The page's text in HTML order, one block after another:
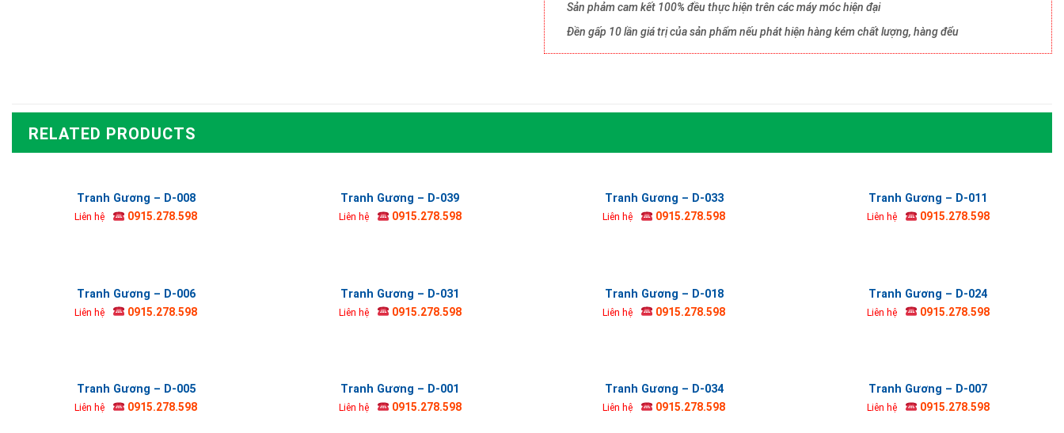
Sản phảm cam kết 100% đều thực hiện trên các máy móc hiện đại
Đền gấp 10 lần giá trị của sản phẩm nếu phát hiện hàng kém chất lượng, hàng đểu
RELATED PRODUCTS
Tranh Gương – D-008
Liên hệ 0915.278.598
Tranh Gương – D-039
Liên hệ 0915.278.598
Tranh Gương – D-033
Liên hệ 0915.278.598
Tranh Gương – D-011
Liên hệ 0915.278.598
Tranh Gương – D-006
Liên hệ 0915.278.598
Tranh Gương – D-031
Liên hệ 0915.278.598
Tranh Gương – D-018
Liên hệ 0915.278.598
Tranh Gương – D-024
Liên hệ 0915.278.598
Tranh Gương – D-005
Liên hệ 0915.278.598
Tranh Gương – D-001
Liên hệ 0915.278.598
Tranh Gương – D-034
Liên hệ 0915.278.598
Tranh Gương – D-007
Liên hệ 0915.278.598